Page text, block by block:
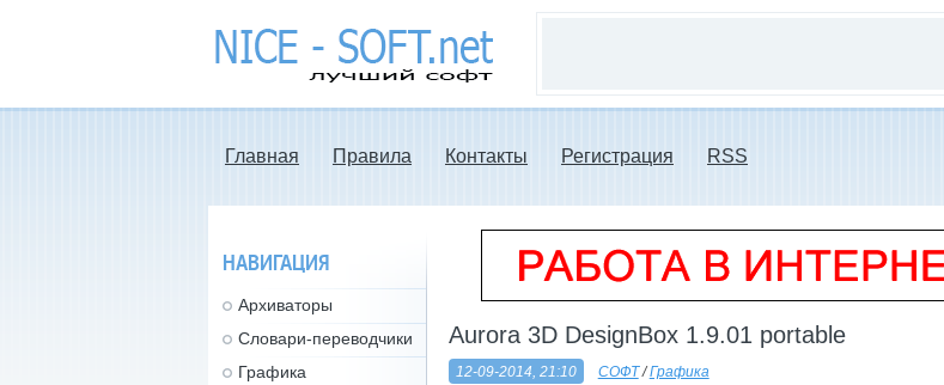
nice-soft.net -
лучший софт
Главная Правила Контакты Регистрация RSS
Aurora 3D DesignBox 1.9.01 portable
12-09-2014, 21:10 СОФТ/Графика
НАВИГАЦИЯ
Архиваторы
Словари-переводчики
Графика